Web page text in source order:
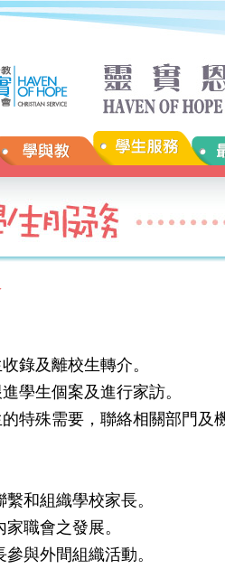
錄及離校生轉介。
生個案及進行家訪。
殊需要，聯絡相關部門及
和組織學校家長。
職會之發展。
與外間組織活動。